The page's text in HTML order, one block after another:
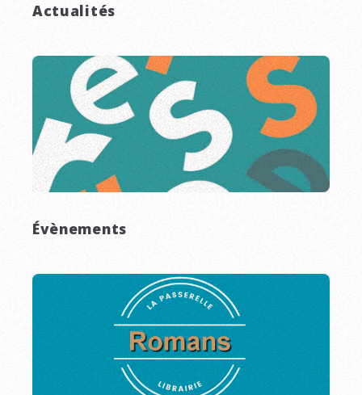
Actualités
Évènements